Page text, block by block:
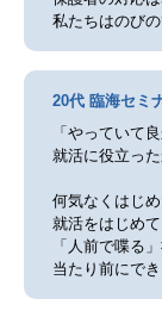
私たちはのび
20代 臨海セミ
「やっていて
就活に役立っ
何気なくはじ
就活をはじめ
「人前で喋る
当たり前にで